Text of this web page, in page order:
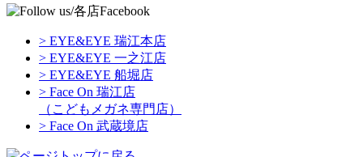
> EYE&EYE 瑞江本店
> EYE&EYE 一之江店
> EYE&EYE 船堀店
> Face On 瑞江店
（こどもメガネ専門店）
> Face On 武蔵境店